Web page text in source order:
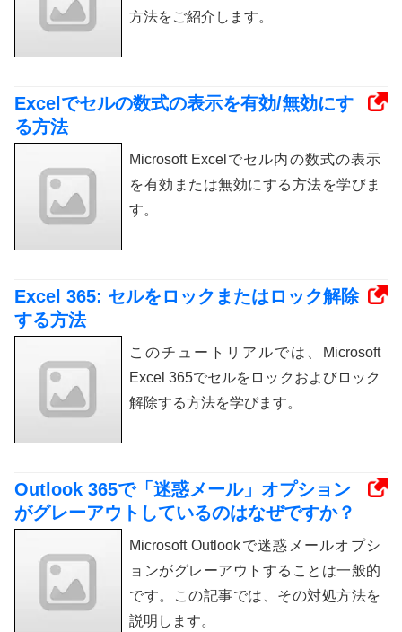
方法をご紹介します。
Excelでセルの数式の表示を有効/無効にす
る方法
Microsoft Excelでセル内の数式の表示
を有効または無効にする方法を学びま
す。
Excel 365: セルをロックまたはロック解除
する方法
このチュートリアルでは、Microsoft
Excel 365でセルをロックおよびロック
解除する方法を学びます。
Outlook 365で「迷惑メール」オプション
がグレーアウトしているのはなぜですか？
Microsoft Outlookで迷惑メールオプシ
ョンがグレーアウトすることは一般的
です。この記事では、その対処方法を
説明します。